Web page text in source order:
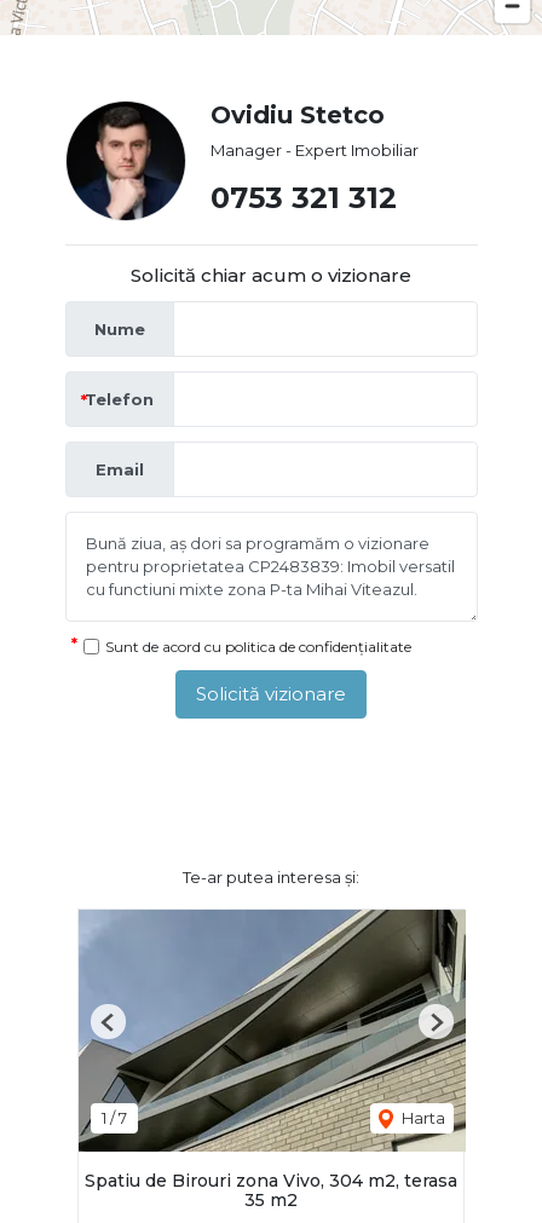
Ovidiu Stetco
Manager - Expert Imobiliar
0753 321 312
Solicită chiar acum o vizionare
Nume
Telefon
Email
Sunt de acord cu politica de confidențialitate
Solicită vizionare
Te-ar putea interesa și:
1 /7 Harta
Previous Next
Spatiu de Birouri zona Vivo, 304 m2, terasa
35 m2